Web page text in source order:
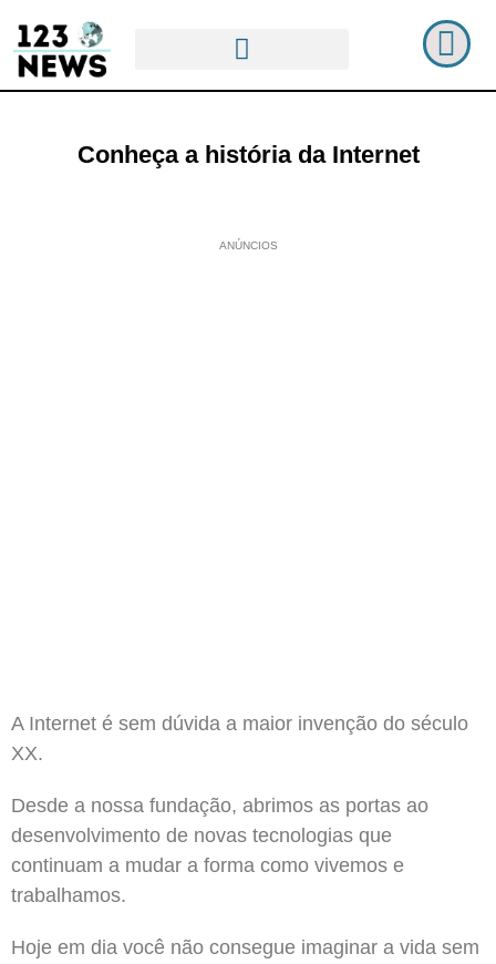
Conheça a história da Internet
ANÚNCIOS
A Internet é sem dúvida a maior invenção do século
XX.
Desde a nossa fundação, abrimos as portas ao
desenvolvimento de novas tecnologias que
continuam a mudar a forma como vivemos e
trabalhamos.
Hoje em dia você não consegue imaginar a vida sem